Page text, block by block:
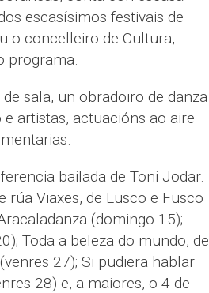
escasísimos festivais de
o concelleiro de Cultura,
programa.
sala, un obradoiro de danza
artistas, actuacións ao aire
bailada de Toni Jodar.
Viaxes, de Lusco e Fusco
(domingo 15);
Toda a beleza do mundo, de
27); Si pudiera hablar
28) e, a maiores, o 4 de